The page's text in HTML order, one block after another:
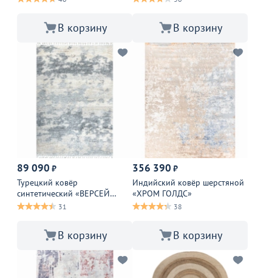
В корзину В корзину
89 090 ₽
Турецкий ковёр
синтетический «ВЕРСЕЙ
ШЕГГИ»
31
В корзину
356 390 ₽
Индийский ковёр шерстяной
«ХРОМ ГОЛДС»
38
В корзину